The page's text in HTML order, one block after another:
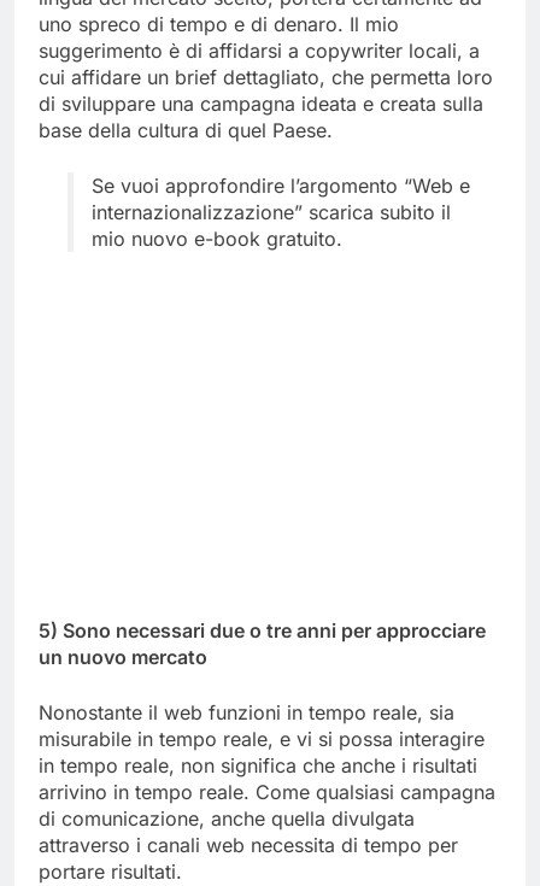
uno spreco di tempo e di denaro. Il mio
suggerimento è di affidarsi a copywriter locali, a
cui affidare un brief dettagliato, che permetta loro
di sviluppare una campagna ideata e creata sulla
base della cultura di quel Paese.
Se vuoi approfondire l’argomento “Web e
internazionalizzazione” scarica subito il
mio nuovo e-book gratuito.
5) Sono necessari due o tre anni per approcciare
un nuovo mercato
Nonostante il web funzioni in tempo reale, sia
misurabile in tempo reale, e vi si possa interagire
in tempo reale, non significa che anche i risultati
arrivino in tempo reale. Come qualsiasi campagna
di comunicazione, anche quella divulgata
attraverso i canali web necessita di tempo per
portare risultati.